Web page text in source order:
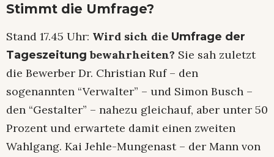
Stimmt die Umfrage?
Stand 17.45 Uhr: Wird sich die Umfrage der
Tageszeitung bewahrheiten? Sie sah zuletzt
die Bewerber Dr. Christian Ruf – den
sogenannten “Verwalter” – und Simon Busch –
den “Gestalter” – nahezu gleichauf, aber unter 50
Prozent und erwartete damit einen zweiten
Wahlgang. Kai Jehle-Mungenast – der Mann von